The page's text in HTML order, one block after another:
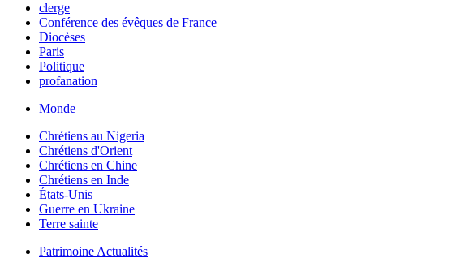
clerge
Conférence des évêques de France
Diocèses
Paris
Politique
profanation
Monde
Chrétiens au Nigeria
Chrétiens d'Orient
Chrétiens en Chine
Chrétiens en Inde
États-Unis
Guerre en Ukraine
Terre sainte
Patrimoine Actualités